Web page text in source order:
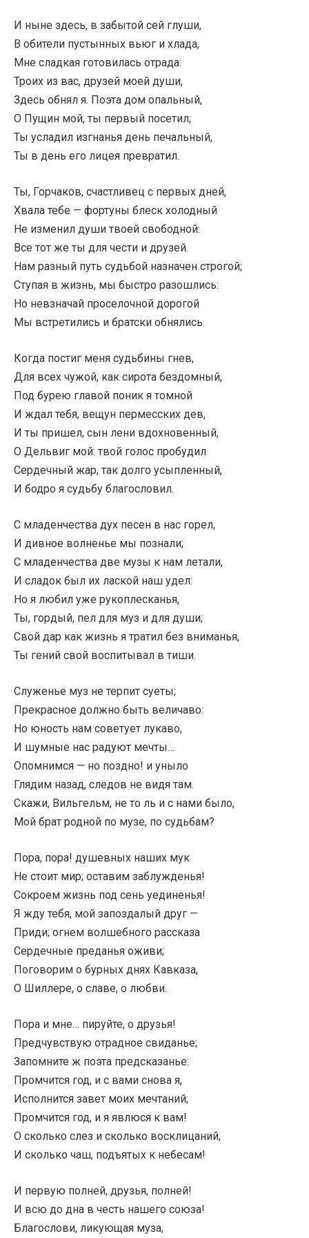
И ныне здесь, в забытой сей глуши,
В обители пустынных вьюг и хлада,
Мне сладкая готовилась отрада:
Троих из вас, друзей моей души,
Здесь обнял я. Поэта дом опальный,
О Пущин мой, ты первый посетил;
Ты усладил изгнанья день печальный,
Ты в день его лицея превратил.
Ты, Горчаков, счастливец с первых дней,
Хвала тебе — фортуны блеск холодный
Не изменил души твоей свободной:
Все тот же ты для чести и друзей.
Нам разный путь судьбой назначен строгой;
Ступая в жизнь, мы быстро разошлись:
Но невзначай проселочной дорогой
Мы встретились и братски обнялись.
Когда постиг меня судьбины гнев,
Для всех чужой, как сирота бездомный,
Под бурею главой поник я томной
И ждал тебя, вещун пермесских дев,
И ты пришел, сын лени вдохновенный,
О Дельвиг мой: твой голос пробудил
Сердечный жар, так долго усыпленный,
И бодро я судьбу благословил.
С младенчества дух песен в нас горел,
И дивное волненье мы познали;
С младенчества две музы к нам летали,
И сладок был их лаской наш удел:
Но я любил уже рукоплесканья,
Ты, гордый, пел для муз и для души;
Свой дар как жизнь я тратил без вниманья,
Ты гений свой воспитывал в тиши.
Служенье муз не терпит суеты;
Прекрасное должно быть величаво:
Но юность нам советует лукаво,
И шумные нас радуют мечты…
Опомнимся — но поздно! и уныло
Глядим назад, следов не видя там.
Скажи, Вильгельм, не то ль и с нами было,
Мой брат родной по музе, по судьбам?
Пора, пора! душевных наших мук
Не стоит мир; оставим заблужденья!
Сокроем жизнь под сень уединенья!
Я жду тебя, мой запоздалый друг —
Приди; огнем волшебного рассказа
Сердечные преданья оживи;
Поговорим о бурных днях Кавказа,
О Шиллере, о славе, о любви.
Пора и мне… пируйте, о друзья!
Предчувствую отрадное свиданье;
Запомните ж поэта предсказанье:
Промчится год, и с вами снова я,
Исполнится завет моих мечтаний;
Промчится год, и я явлюся к вам!
О сколько слез и сколько восклицаний,
И сколько чаш, подъятых к небесам!
И первую полней, друзья, полней!
И всю до дна в честь нашего союза!
Благослови, ликующая муза,